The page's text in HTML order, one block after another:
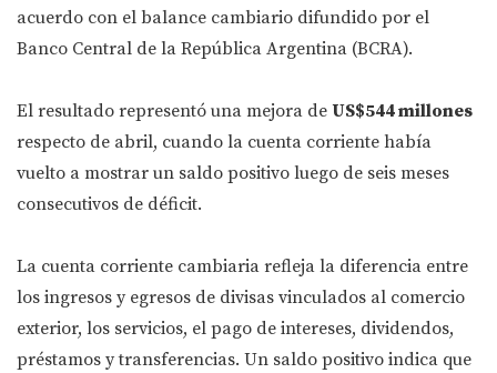
acuerdo con el balance cambiario difundido por el
Banco Central de la República Argentina (BCRA).
El resultado representó una mejora de US$544 millones
respecto de abril, cuando la cuenta corriente había
vuelto a mostrar un saldo positivo luego de seis meses
consecutivos de déficit.
La cuenta corriente cambiaria refleja la diferencia entre
los ingresos y egresos de divisas vinculados al comercio
exterior, los servicios, el pago de intereses, dividendos,
préstamos y transferencias. Un saldo positivo indica que